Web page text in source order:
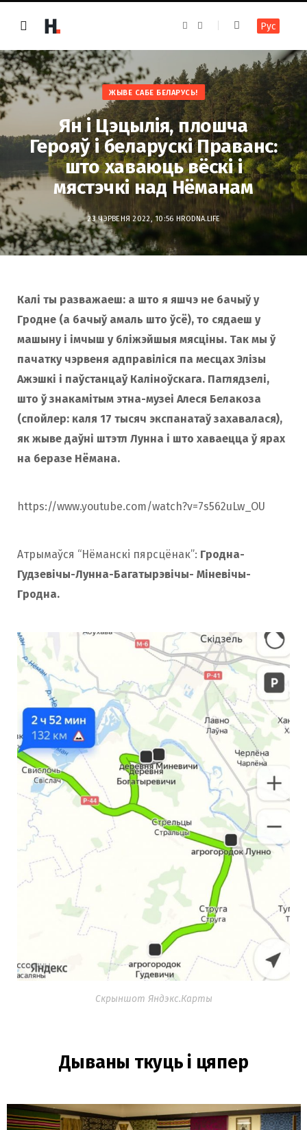
e
o
k
t
a
g
a
m
Рус
ЖЫВЕ САБЕ БЕЛАРУСЬ!
Ян і Цэцылія, плошча
Герояў і беларускі Праванс:
што хаваюць вёскі і
мястэчкі над Нёманам
23 ЧЭРВЕНЯ 2022, 10:56 HRODNA.LIFE
Калі ты разважаеш: а што я яшчэ не бачыў у
Гродне (а бачыў амаль што ўсё), то сядаеш у
машыну і імчыш у бліжэйшыя мясціны. Так мы ў
пачатку чэрвеня адправіліся па месцах Элізы
Ажэшкі і паўстанцаў Каліноўскага. Паглядзелі,
што ў знакамітым этна-музеі Алеся Белакоза
(спойлер: каля 17 тысяч экспанатаў захавалася),
як жыве даўні штэтл Лунна і што хаваецца ў ярах
на беразе Нёмана.
https://www.youtube.com/watch?v=7s562uLw_OU
Атрымаўся “Нёманскі пярсцёнак”: Гродна-
Гудзевічы-Лунна-Багатырэвічы- Міневічы-
Гродна.
Скрыншот Яндэкс.Карты
Дываны ткуць і цяпер